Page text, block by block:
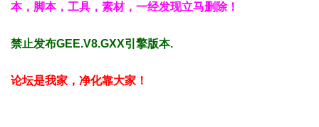
本，脚本，工具，素材，一经发现立马删除！
禁止发布GEE.V8.GXX引擎版本.
论坛是我家，净化靠大家！